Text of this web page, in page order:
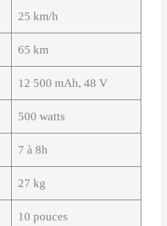
25 km/h
65 km
12 500 mAh, 48 V
500 watts
7 à 8h
27 kg
10 pouces